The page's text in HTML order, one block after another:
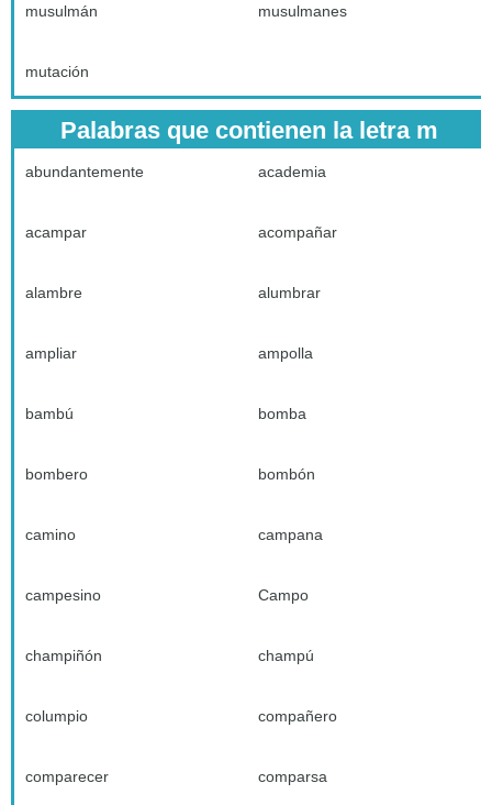
musulmán musulmanes
mutación
Palabras que contienen la letra m
abundantemente academia
acampar acompañar
alambre alumbrar
ampliar ampolla
bambú bomba
bombero bombón
camino campana
campesino Campo
champiñón champú
columpio compañero
comparecer comparsa